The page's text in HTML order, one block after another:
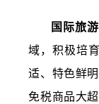
国际旅
域，积极培
适、特色鲜
免税商品大